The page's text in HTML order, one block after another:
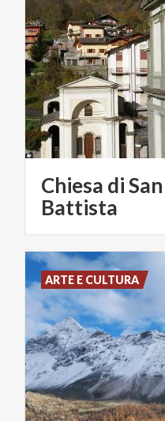
Chiesa di
Battista
ARTE E CULTURA